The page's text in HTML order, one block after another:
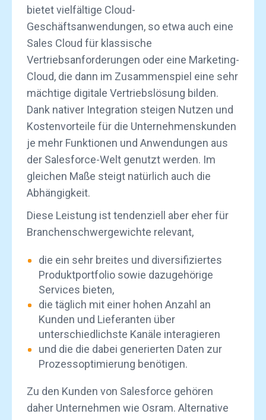
bietet vielfältige Cloud-
Geschäftsanwendungen, so etwa auch eine
Sales Cloud für klassische
Vertriebsanforderungen oder eine Marketing-
Cloud, die dann im Zusammenspiel eine sehr
mächtige digitale Vertriebslösung bilden.
Dank nativer Integration steigen Nutzen und
Kostenvorteile für die Unternehmenskunden
je mehr Funktionen und Anwendungen aus
der Salesforce-Welt genutzt werden. Im
gleichen Maße steigt natürlich auch die
Abhängigkeit.
Diese Leistung ist tendenziell aber eher für
Branchenschwergewichte relevant,
die ein sehr breites und diversifiziertes
Produktportfolio sowie dazugehörige
Services bieten,
die täglich mit einer hohen Anzahl an
Kunden und Lieferanten über
unterschiedlichste Kanäle interagieren
und die die dabei generierten Daten zur
Prozessoptimierung benötigen.
Zu den Kunden von Salesforce gehören
daher Unternehmen wie Osram. Alternative